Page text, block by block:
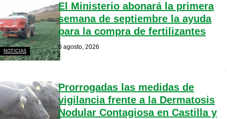
NOTICIAS
El Ministerio abonará la primera
semana de septiembre la ayuda
para la compra de fertilizantes
6 agosto, 2026
Prorrogadas las medidas de
vigilancia frente a la Dermatosis
Nodular Contagiosa en Castilla y